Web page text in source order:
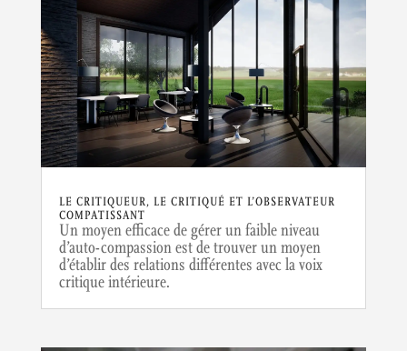
LE CRITIQUEUR, LE CRITIQUÉ ET L’OBSERVATEUR
COMPATISSANT
Un moyen efficace de gérer un faible niveau
d’auto-compassion est de trouver un moyen
d’établir des relations différentes avec la voix
critique intérieure.